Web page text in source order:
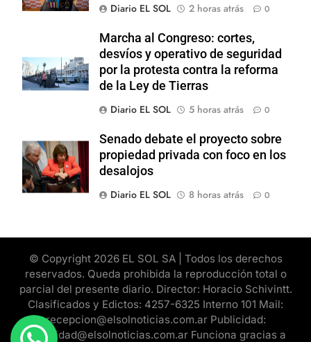
Diario EL SOL
2 horas atrás 0
Marcha al Congreso: cortes,
desvíos y operativo de seguridad
por la protesta contra la reforma
de la Ley de Tierras
Diario EL SOL
5 horas atrás 0
Senado debate el proyecto sobre
propiedad privada con foco en los
desalojos
Diario EL SOL
8 horas atrás 0
© Copyright 2026 EL SOL SA | Todos los derechos
reservados. Queda prohibida la reproducción total o
parcial del presente diario. Director: Horacio Schivintt.
Clasificados y Edictos: 4257-6325 Interno 101 Mail:
recepcion@elsolnoticias.com.ar Publicidad:
publicidad@elsolnoticias.com.ar Funciona gracias a